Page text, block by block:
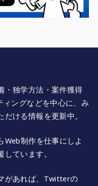
・独学方法・案件獲得
ィングなどを中心に、み
ける情報を更新中。
Web制作を仕事にしよ
ています。
があれば、Twitterの